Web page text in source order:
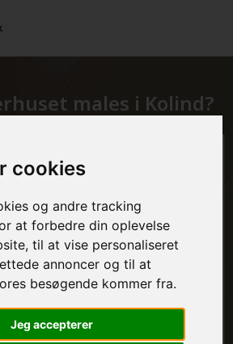
cookies
og andre tracking
at forbedre din oplevelse
til at vise personaliseret
annoncer og til at
besøgende kommer fra.
Jeg accepterer
males i Kolind?
her
- INDVENDIGT:
UDVENDIGT: